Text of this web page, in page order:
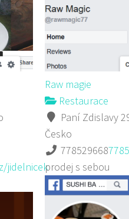
jidelnicek
Raw magie
Restaurace
Paní Zdislavy
Česko
778529668
prodej s sebou